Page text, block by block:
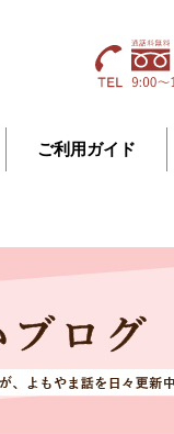
ご利用ガイド